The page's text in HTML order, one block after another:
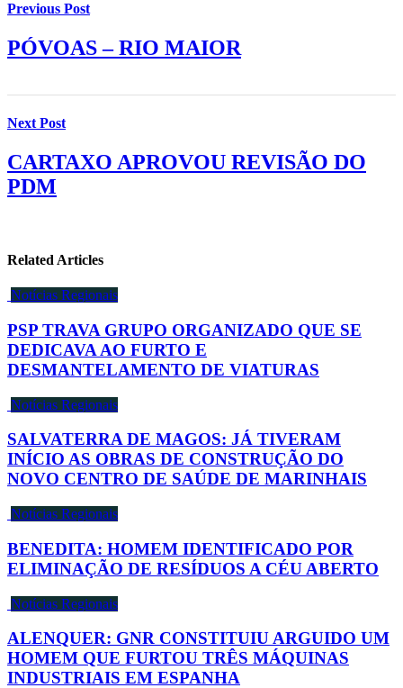
Previous Post
PÓVOAS – RIO MAIOR
Next Post
CARTAXO APROVOU REVISÃO DO
PDM
Related Articles
Notícias Regionais
PSP TRAVA GRUPO ORGANIZADO QUE SE
DEDICAVA AO FURTO E
DESMANTELAMENTO DE VIATURAS
Notícias Regionais
SALVATERRA DE MAGOS: JÁ TIVERAM
INÍCIO AS OBRAS DE CONSTRUÇÃO DO
NOVO CENTRO DE SAÚDE DE MARINHAIS
Notícias Regionais
BENEDITA: HOMEM IDENTIFICADO POR
ELIMINAÇÃO DE RESÍDUOS A CÉU ABERTO
Notícias Regionais
ALENQUER: GNR CONSTITUIU ARGUIDO UM
HOMEM QUE FURTOU TRÊS MÁQUINAS
INDUSTRIAIS EM ESPANHA